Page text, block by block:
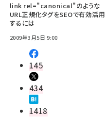
link rel="canonical"のような
URL正規化タグをSEOで有効活用
するには
2009年3月5日 9:00
145
434
1418